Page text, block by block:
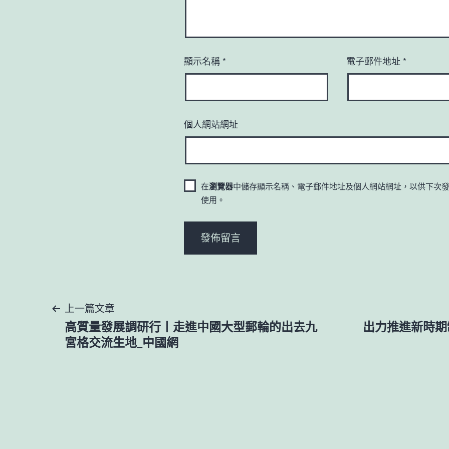
顯示名稱 * 電子郵件地址 *
個人網站網址
在瀏覽器中儲存顯示名稱、電子郵件地址及個人網站網址，以供下次
使用。
文
章
上一篇文章
高質量發展調研行丨走進中國大型郵輪的出去九
宮格交流生地_中國網
出力推進新時